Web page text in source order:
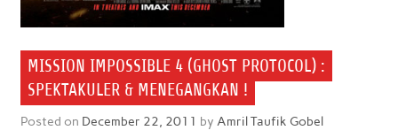
MISSION IMPOSSIBLE 4 (GHOST PROTOCOL) :
SPEKTAKULER & MENEGANGKAN !
Posted on December 22, 2011 by Amril Taufik Gobel